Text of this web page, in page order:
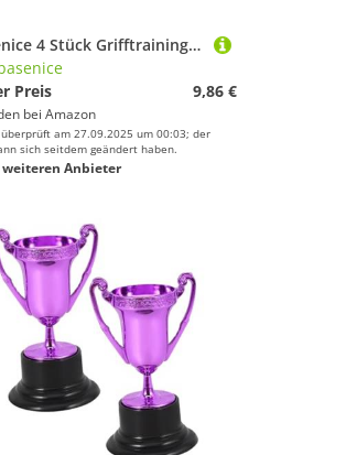
ibasenice 4 Stück Grifftrainingsball Gymnastikball Quetschbälle Zum Stressabbau Hand Und Fingerstärker Handgreifergriff Kraftgerät Unterarmgrifftrainer Handbälle Tpe Lila
Preis
9,86 €
bei Amazon
am 27.09.2025 um 00:03; der
sich seitdem geändert haben.
weiteren Anbieter